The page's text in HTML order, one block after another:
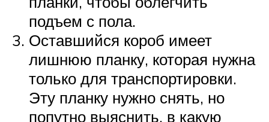
подъем с пола.
Оставшийся короб имеет
лишнюю планку, которая нужна
только для транспортировки.
Эту планку нужно снять, но
попутно выяснить, в какую